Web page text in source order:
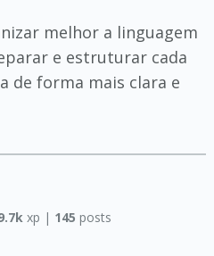
melhor a linguagem
e estruturar cada
de forma mais clara e
xp | 145 posts